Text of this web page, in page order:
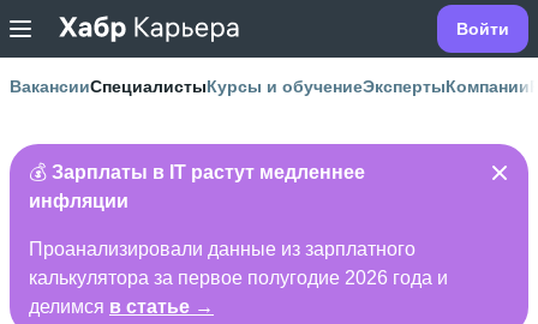
Войти
ВакансииСпециалистыКурсы и обучениеЭкспертыКомпании
💰 Зарплаты в IT растут медленнее
инфляции
Проанализировали данные из зарплатного
калькулятора за первое полугодие 2026 года и
делимся в статье →